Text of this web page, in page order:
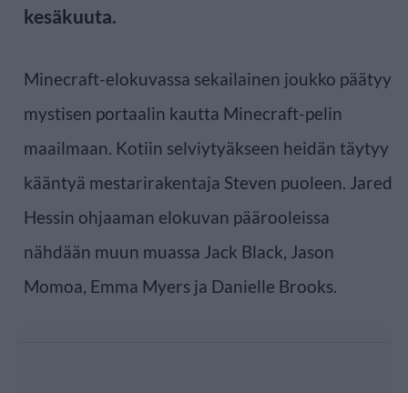
kesäkuuta.
Minecraft-elokuvassa sekailainen joukko päätyy
mystisen portaalin kautta Minecraft-pelin
maailmaan. Kotiin selviytyäkseen heidän täytyy
kääntyä mestarirakentaja Steven puoleen. Jared
Hessin ohjaaman elokuvan päärooleissa
nähdään muun muassa Jack Black, Jason
Momoa, Emma Myers ja Danielle Brooks.